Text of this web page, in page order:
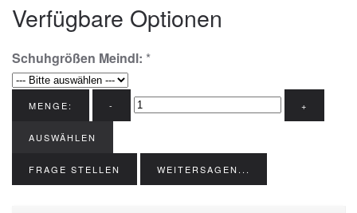
Verfügbare Optionen
Schuhgrößen Meindl: *
MENGE: - +
AUSWÄHLEN
FRAGE STELLEN WEITERSAGEN...